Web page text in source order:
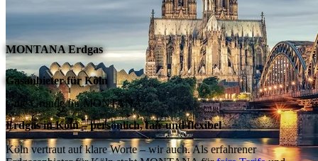
MONTANA Erdgas
Gasanbieter für Köln
Gute Gründe für MONTANA
Erdgas in Köln – persönlich, fair und flexibel
Köln vertraut auf klare Worte – wir auch. Als erfahrener